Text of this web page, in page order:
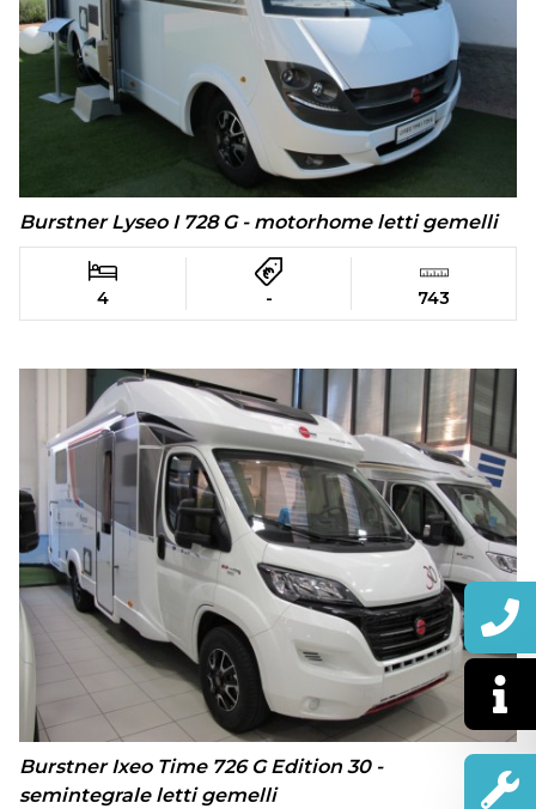
Burstner Lyseo I 728 G - motorhome letti gemelli
4 - 743
Burstner Ixeo Time 726 G Edition 30 -
semintegrale letti gemelli